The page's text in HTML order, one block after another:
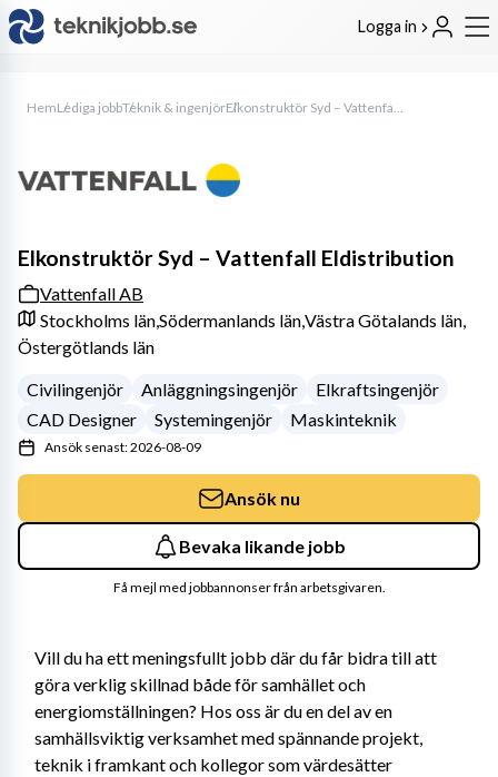
Logga in
HemLediga jobbTeknik & ingenjör Elkonstruktör Syd – Vattenfall Eldistribution
Vill du ha ett meningsfullt jobb där du får bidra till att
göra verklig skillnad både för samhället och
energiomställningen? Hos oss är du en del av en
samhällsviktig verksamhet med spännande projekt,
teknik i framkant och kollegor som värdesätter
Elkonstruktör Syd – Vattenfall Eldistribution
Vattenfall AB
Stockholms län,Södermanlands län,Västra Götalands län,
Östergötlands län
Civilingenjör
Anläggningsingenjör
Elkraftsingenjör
CAD Designer
Systemingenjör Maskinteknik
Ansök senast: 2026-08-09
Ansök nu
Bevaka likande jobb
Få mejl med jobbannonser från arbetsgivaren.